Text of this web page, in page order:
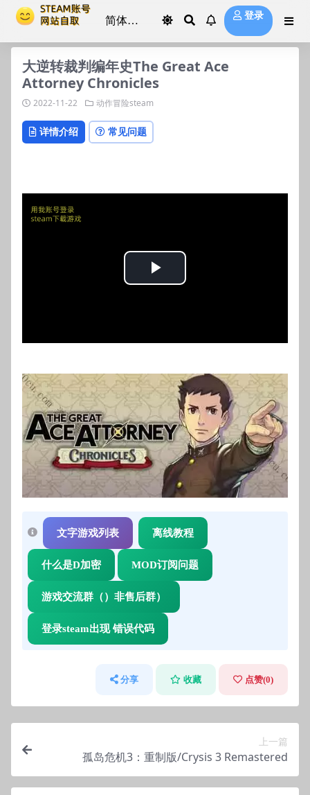
登录
大逆转裁判编年史The Great Ace
Attorney Chronicles
2022-11-22 动作冒险steam
详情介绍 常见问题
Play
文字游戏列表 离线教程
什么是D加密 MOD订阅问题
游戏交流群（）非售后群）
登录steam出现 错误代码
分享 收藏 点赞(0)
上一篇
孤岛危机3：重制版/Crysis 3 Remastered